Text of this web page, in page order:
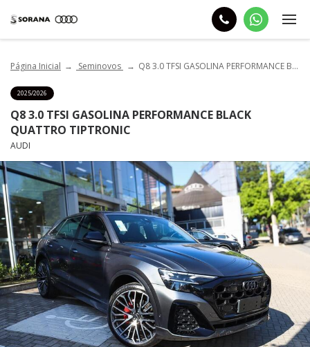
Página Inicial Seminovos Q8 3.0 TFSI GASOLINA PERFORMANCE BLACK QUATTRO TIPTRONIC
2025/2026
Q8 3.0 TFSI GASOLINA PERFORMANCE BLACK
QUATTRO TIPTRONIC
AUDI